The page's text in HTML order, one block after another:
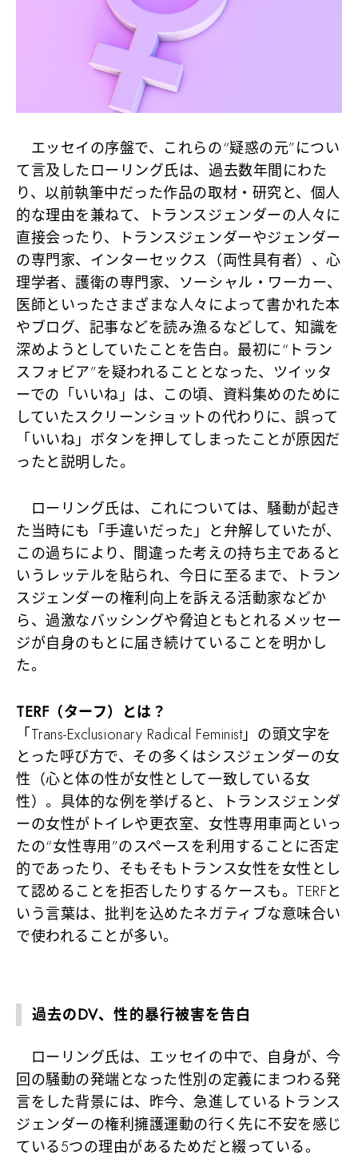
エッセイの序盤で、これらの“疑惑の元”につい
て言及したローリング氏は、過去数年間にわた
り、以前執筆中だった作品の取材・研究と、個人
的な理由を兼ねて、トランスジェンダーの人々に
直接会ったり、トランスジェンダーやジェンダー
の専門家、インターセックス（両性具有者）、心
理学者、護衛の専門家、ソーシャル・ワーカー、
医師といったさまざまな人々によって書かれた本
やブログ、記事などを読み漁るなどして、知識を
深めようとしていたことを告白。最初に“トラン
スフォビア”を疑われることとなった、ツイッタ
ーでの「いいね」は、この頃、資料集めのために
していたスクリーンショットの代わりに、誤って
「いいね」ボタンを押してしまったことが原因だ
ったと説明した。
ローリング氏は、これについては、騒動が起き
た当時にも「手違いだった」と弁解していたが、
この過ちにより、間違った考えの持ち主であると
いうレッテルを貼られ、今日に至るまで、トラン
スジェンダーの権利向上を訴える活動家などか
ら、過激なバッシングや脅迫ともとれるメッセー
ジが自身のもとに届き続けていることを明かし
た。
TERF（ターフ）とは？
「Trans-Exclusionary Radical Feminist」の頭文字を
とった呼び方で、その多くはシスジェンダーの女
性（心と体の性が女性として一致している女
性）。具体的な例を挙げると、トランスジェンダ
ーの女性がトイレや更衣室、女性専用車両といっ
たの“女性専用”のスペースを利用することに否定
的であったり、そもそもトランス女性を女性とし
て認めることを拒否したりするケースも。TERFと
いう言葉は、批判を込めたネガティブな意味合い
で使われることが多い。
過去のDV、性的暴行被害を告白
ローリング氏は、エッセイの中で、自身が、今
回の騒動の発端となった性別の定義にまつわる発
言をした背景には、昨今、急進しているトランス
ジェンダーの権利擁護運動の行く先に不安を感じ
ている5つの理由があるためだと綴っている。